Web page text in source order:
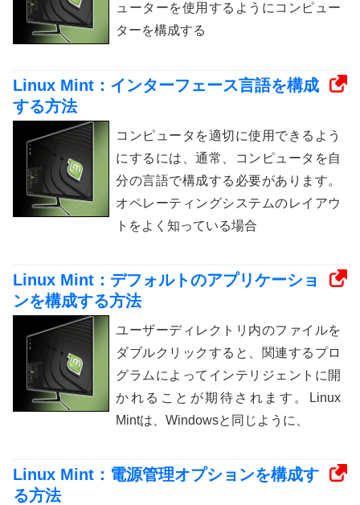
ューターを使用するようにコンピュー
ターを構成する
Linux Mint：インターフェース言語を構成
する方法
コンピュータを適切に使用できるよう
にするには、通常、コンピュータを自
分の言語で構成する必要があります。
オペレーティングシステムのレイアウ
トをよく知っている場合
Linux Mint：デフォルトのアプリケーショ
ンを構成する方法
ユーザーディレクトリ内のファイルを
ダブルクリックすると、関連するプロ
グラムによってインテリジェントに開
かれることが期待されます。Linux
Mintは、Windowsと同じように、
Linux Mint：電源管理オプションを構成す
る方法